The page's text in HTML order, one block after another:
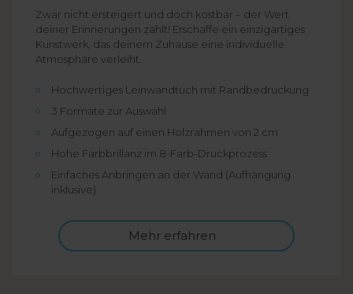
Zwar nicht ersteigert und doch kostbar – der Wert
deiner Erinnerungen zählt! Erschaffe ein einzigartiges
Kunstwerk, das deinem Zuhause eine individuelle
Atmosphäre verleiht.
Hochwertiges Leinwandtuch mit Randbedruckung
3 Formate zur Auswahl
Aufgezogen auf einen Holzrahmen von 2 cm
Hohe Farbbrillanz im 8-Farb-Druckprozess
Einfaches Anbringen an der Wand (Aufhängung
inklusive)
Mehr erfahren